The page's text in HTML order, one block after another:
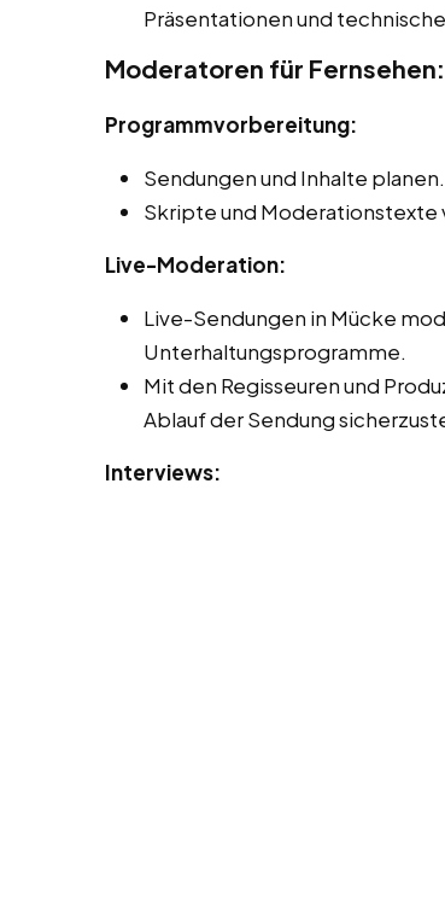
Präsentationen und
Moderatoren für Fernsehen:
Programmvorbereitung:
Sendungen und Inhalte planen.
Skripte und
Live-Moderation:
Live-Sendungen in Mücke
Unterhaltungsprogramme.
Mit den Regisseuren und
Ablauf der Sendung
Interviews: